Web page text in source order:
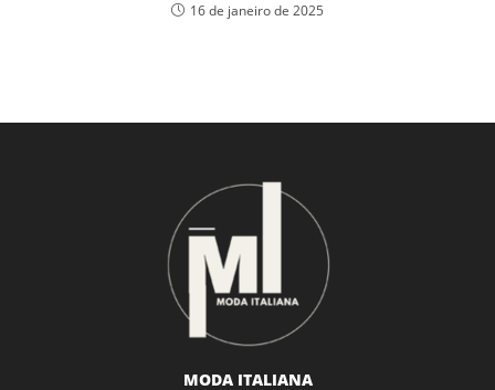
16 de janeiro de 2025
MODA ITALIANA